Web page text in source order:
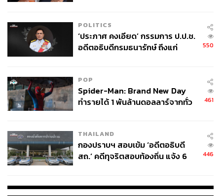
POLITICS
‘ประภาศ คงเอียด’ กรรมการ ป.ป.ช.
อดีตอธิบดีกรมธนารักษ์ ถึงแก่
550
POP
Spider-Man: Brand New Day
ทำรายได้ 1 พันล้านดอลลาร์จากทั่ว
461
THAILAND
กองปราบฯ สอบเข้ม ‘อดีตอธิบดี
สถ.’ คดีทุจริตสอบท้องถิ่น แจ้ง 6
446